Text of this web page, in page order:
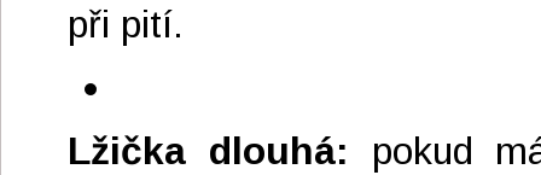
při pití.
Lžička dlouhá: pokud